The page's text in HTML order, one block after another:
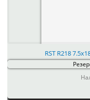
RST R218